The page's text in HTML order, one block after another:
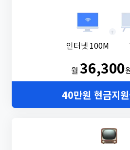
인터넷 100M
+
월36,300
40만원 현금지